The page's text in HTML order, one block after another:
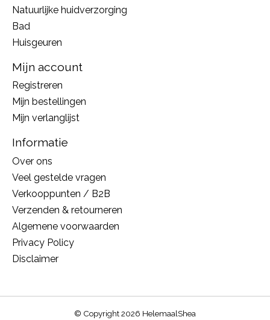
Natuurlijke huidverzorging
Bad
Huisgeuren
Mijn account
Registreren
Mijn bestellingen
Mijn verlanglijst
Informatie
Over ons
Veel gestelde vragen
Verkooppunten / B2B
Verzenden & retourneren
Algemene voorwaarden
Privacy Policy
Disclaimer
© Copyright 2026 HelemaalShea